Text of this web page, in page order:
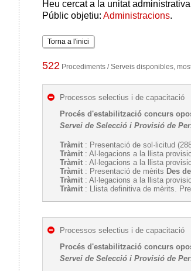
Heu cercat a la unitat
Públic objetiu:Administracions.
Torna a l'inici
522 Procediments / Serveis disponibles,
Processos selectius i de capacitació
Procés d'estabilització concurs
Servei de Selecció i Provisió de
Tràmit : Presentació de sol·licitud
Tràmit : Al·legacions a la llista
Tràmit : Al·legacions a la llista
Tràmit : Presentació de mèrits Des del
Tràmit : Al·legacions a la llista
Tràmit : Llista definitiva de mèrits.
Processos selectius i de capacitació
Procés d'estabilització concurs
Servei de Selecció i Provisió de